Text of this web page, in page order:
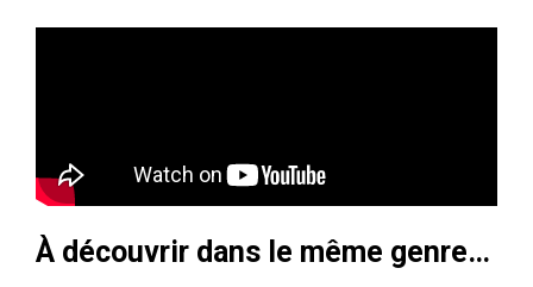
À découvrir dans le même genre…